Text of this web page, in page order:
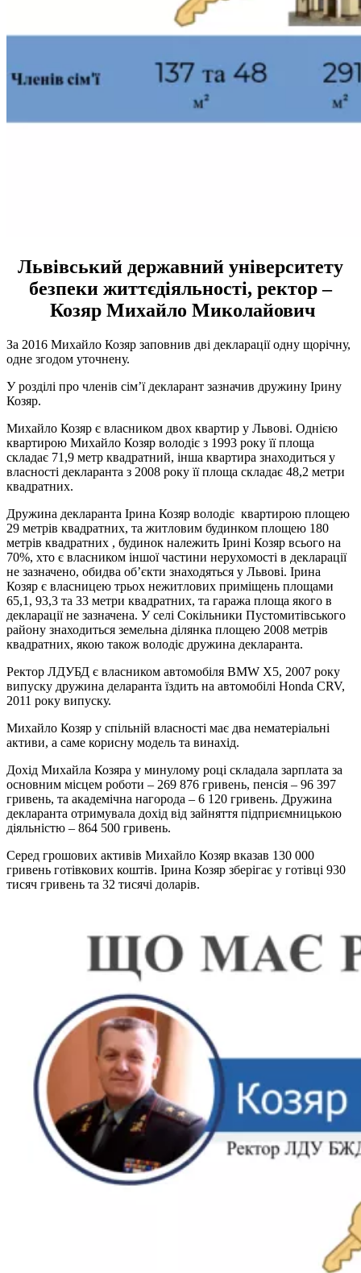
Львівський державний університету
безпеки життєдіяльності, ректор –
Козяр Михайло Миколайович
За 2016 Михайло Козяр заповнив дві декларації одну щорічну,
одне згодом уточнену.
У розділі про членів сім’ї декларант зазначив дружину Ірину
Козяр.
Михайло Козяр є власником двох квартир у Львові. Однією
квартирою Михайло Козяр володіє з 1993 року її площа
складає 71,9 метр квадратний, інша квартира знаходиться у
власності декларанта з 2008 року її площа складає 48,2 метри
квадратних.
Дружина декларанта Ірина Козяр володіє квартирою площею
29 метрів квадратних, та житловим будинком площею 180
метрів квадратних , будинок належить Ірині Козяр всього на
70%, хто є власником іншої частини нерухомості в декларації
не зазначено, обидва об’єкти знаходяться у Львові. Ірина
Козяр є власницею трьох нежитлових приміщень площами
65,1, 93,3 та 33 метри квадратних, та гаража площа якого в
декларації не зазначена. У селі Сокільники Пустомитівського
району знаходиться земельна ділянка площею 2008 метрів
квадратних, якою також володіє дружина декларанта.
Ректор ЛДУБД є власником автомобіля BMW X5, 2007 року
випуску дружина деларанта їздить на автомобілі Honda CRV,
2011 року випуску.
Михайло Козяр у спільній власності має два нематеріальні
активи, а саме корисну модель та винахід.
Дохід Михайла Козяра у минулому році складала зарплата за
основним місцем роботи – 269 876 гривень, пенсія – 96 397
гривень, та академічна нагорода – 6 120 гривень. Дружина
декларанта отримувала дохід від зайняття підприємницькою
діяльністю – 864 500 гривень.
Серед грошових активів Михайло Козяр вказав 130 000
гривень готівкових коштів. Ірина Козяр зберігає у готівці 930
тисяч гривень та 32 тисячі доларів.